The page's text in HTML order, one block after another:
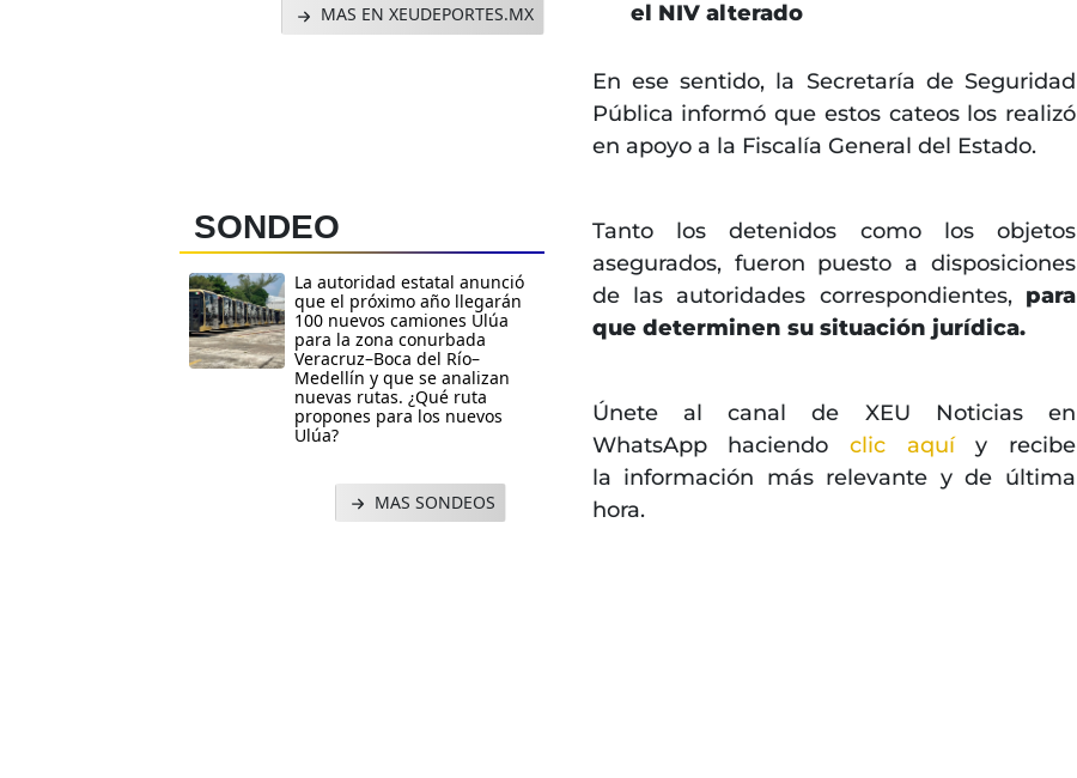
MAS EN XEUDEPORTES.MX
SONDEO
La autoridad estatal anunció
que el próximo año llegarán
100 nuevos camiones Ulúa
para la zona conurbada
Veracruz–Boca del Río–
Medellín y que se analizan
nuevas rutas. ¿Qué ruta
propones para los nuevos
Ulúa?
MAS SONDEOS
el NIV alterado
En ese sentido, la Secretaría de Seguridad
Pública informó que estos cateos los realizó
en apoyo a la Fiscalía General del Estado.
Tanto los detenidos como los objetos
asegurados, fueron puesto a disposiciones
de las autoridades correspondientes, para
que determinen su situación jurídica.
Únete al canal de XEU Noticias en
WhatsApp haciendoclic aquíy recibe
la información más relevante y de última
hora.